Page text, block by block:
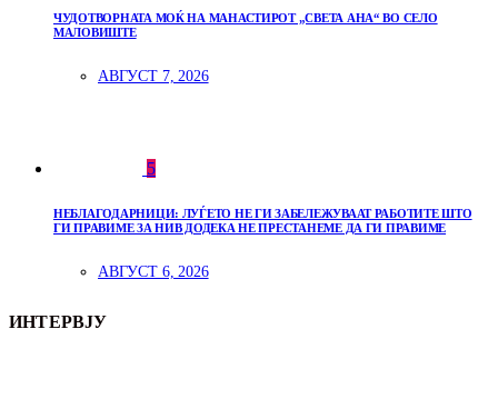
ЧУДОТВОРНАТА МОЌ НА МАНАСТИРОТ „СВЕТА АНА“ ВО СЕЛО
МАЛОВИШТЕ
АВГУСТ 7, 2026
5
НЕБЛАГОДАРНИЦИ: ЛУЃЕТО НЕ ГИ ЗАБЕЛЕЖУВААТ РАБОТИТЕ ШТО
ГИ ПРАВИМЕ ЗА НИВ ДОДЕКА НЕ ПРЕСТАНЕМЕ ДА ГИ ПРАВИМЕ
АВГУСТ 6, 2026
ИНТЕРВЈУ